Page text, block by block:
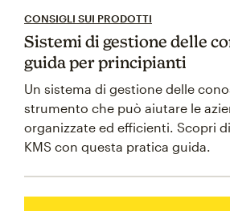
CONSIGLI SUI PRODOTTI
Sistemi di gestione delle
guida per principianti
Un sistema di gestione delle
strumento che può aiutare le
organizzate ed efficienti. Scopri
KMS con questa pratica guida.